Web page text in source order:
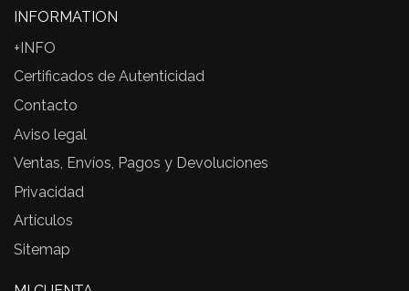
INFORMATION
+INFO
Certificados de Autenticidad
Contacto
Aviso legal
Ventas, Envíos, Pagos y Devoluciones
Privacidad
Artículos
Sitemap